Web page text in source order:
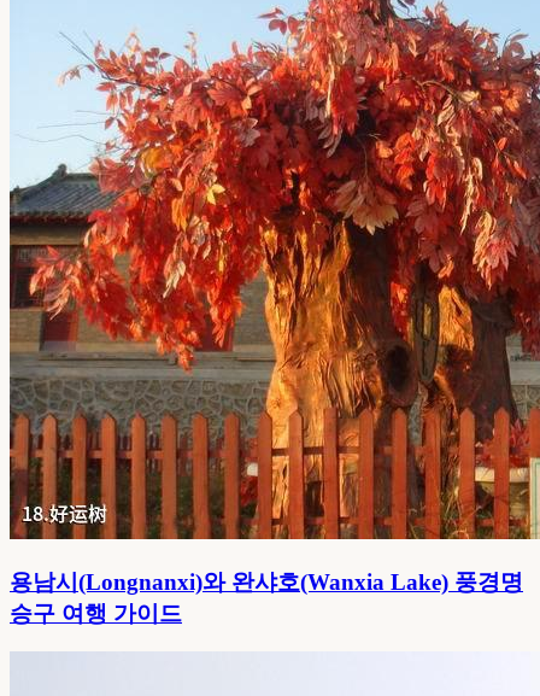
용남시(Longnanxi)와 완샤호(Wanxia Lake) 풍경명
승구 여행 가이드